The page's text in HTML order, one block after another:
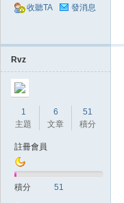
收聽TA 發消息
Rvz
1
主題
6
文章
51
積分
註冊會員
積分 51